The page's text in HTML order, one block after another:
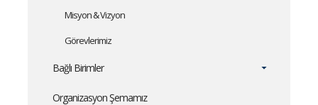
Misyon & Vizyon
Görevlerimiz
Bağlı Birimler
Organizasyon Şemamız